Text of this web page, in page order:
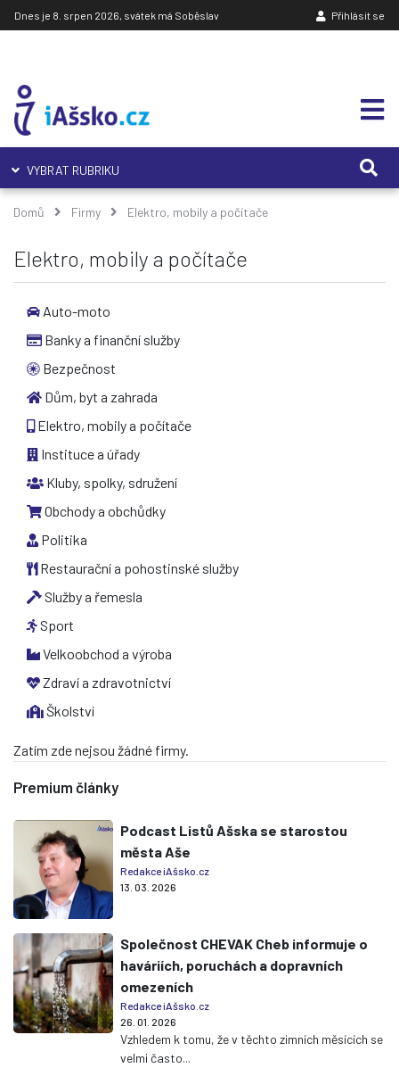
Dnes je 8. srpen 2026, svátek má Soběslav Přihlásit se
VYBRAT RUBRIKU
Domů Firmy Elektro, mobily a počítače
Elektro, mobily a počítače
Auto-moto
Banky a finanční služby
Bezpečnost
Dům, byt a zahrada
Elektro, mobily a počítače
Instituce a úřady
Kluby, spolky, sdružení
Obchody a obchůdky
Politika
Restaurační a pohostinské služby
Služby a řemesla
Sport
Velkoobchod a výroba
Zdraví a zdravotnictví
Školství
Zatím zde nejsou žádné firmy.
Premium články
Podcast Listů Ašska se starostou
města Aše
Redakce iAšsko.cz
13. 03. 2026
Společnost CHEVAK Cheb informuje o
haváriích, poruchách a dopravních
omezeních
Redakce iAšsko.cz
26. 01. 2026
Vzhledem k tomu, že v těchto zimních měsících se
velmi často...